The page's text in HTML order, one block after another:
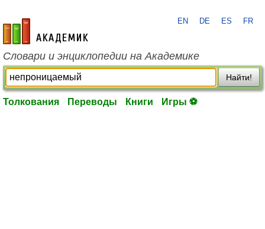
academic.ru
EN DE ES FR
Словари и энциклопедии на Академике
Найти!
Толкования Переводы Книги Игры ⚽